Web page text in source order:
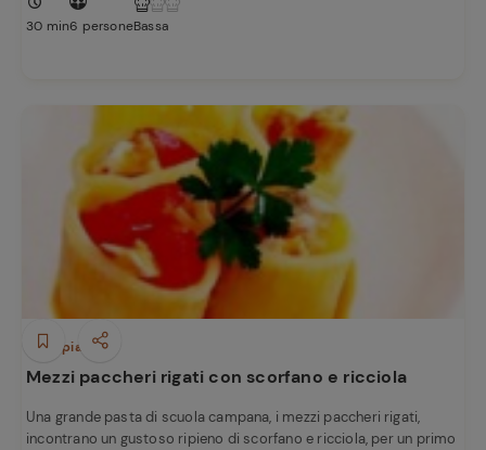
30 min6 personeBassa
Primi piatti
Mezzi paccheri rigati con scorfano e ricciola
Una grande pasta di scuola campana, i mezzi paccheri rigati,
incontrano un gustoso ripieno di scorfano e ricciola, per un primo